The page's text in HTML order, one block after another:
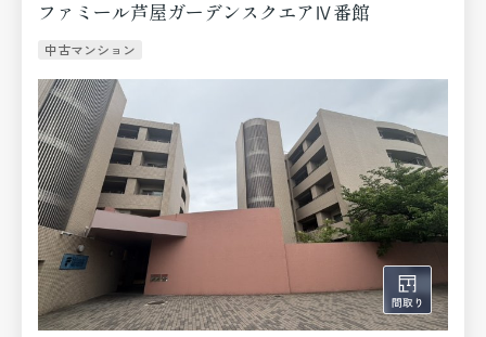
ファミール芦屋ガーデンスクエアⅣ番館
中古マンション